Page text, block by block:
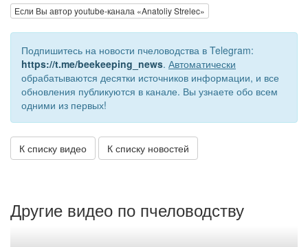
Если Вы автор youtube-канала «Anatoliy Strelec»
Подпишитесь на новости пчеловодства в Telegram:
https://t.me/beekeeping_news. Автоматически
обрабатываются десятки источников информации, и все
обновления публикуются в канале. Вы узнаете обо всем
одними из первых!
К списку видео К списку новостей
Другие видео по пчеловодству